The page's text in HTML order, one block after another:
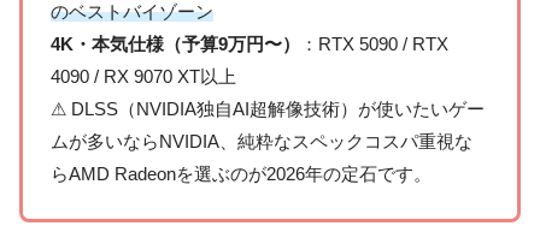
のベストバイゾーン
4K・本気仕様（予算9万円〜）
：RTX 5090 / RTX
4090 / RX 9070 XT以上
⚠ DLSS（NVIDIA独自AI超解像技術）が使いたいゲー
ムが多いならNVIDIA、純粋なスペックコスパ重視な
らAMD Radeonを選ぶのが2026年の定石です。